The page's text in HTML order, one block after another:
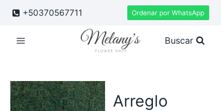
+50370567711 Ordenar por WhatsApp
Buscar
Arreglo